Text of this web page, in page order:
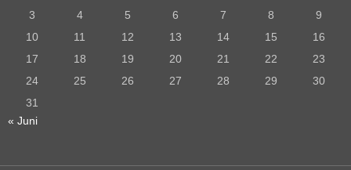
3
4 5 6 7 8
9
10
11 12 13 14 15
16
17
18 19 20 21 22
23
24
25 26 27 28 29
30
31
« Juni